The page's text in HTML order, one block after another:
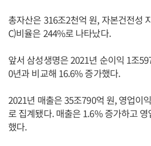
총자산은 316조2천억 원, 자본건전성
C)비율은 244%로 나타났다.
앞서 삼성생명은 2021년 순이익 1조
0년과 비교해 16.6% 증가했다.
2021년 매출은 35조790억 원, 영업이
로 집계됐다. 매출은 1.6% 증가하고
했다.